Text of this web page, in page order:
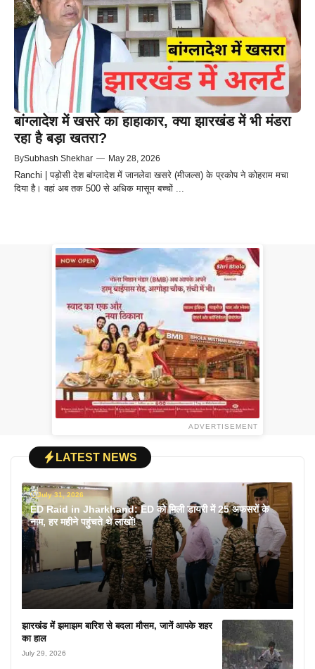
बांग्लादेश में खसरे का हाहाकार, क्या झारखंड में भी मंडरा
रहा है बड़ा खतरा?
BySubhash Shekhar — May 28, 2026
Ranchi | पड़ोसी देश बांग्लादेश में जानलेवा खसरे (मीजल्स) के प्रकोप ने कोहराम मचा
दिया है। वहां अब तक 500 से अधिक मासूम बच्चों ...
ADVERTISEMENT
LATEST NEWS
July 31, 2026
ED Raid in Jharkhand: ED को मिली डायरी में 25 अफसरों के
नाम, हर महीने पहुंचते थे लाखों!
झारखंड में झमाझम बारिश से बदला मौसम, जानें आपके शहर
का हाल
July 29, 2026